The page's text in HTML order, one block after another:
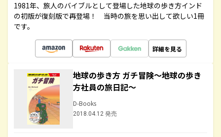
1981年、旅人のバイブルとして登場した地球の歩き方インド
の初版が復刻版で再登場！ 当時の旅を思い出して欲しい1冊
です。
詳細を見る
地球の歩き方 ガチ冒険～地球の歩き
方社員の旅日記～
D-Books
2018.04.12 発売